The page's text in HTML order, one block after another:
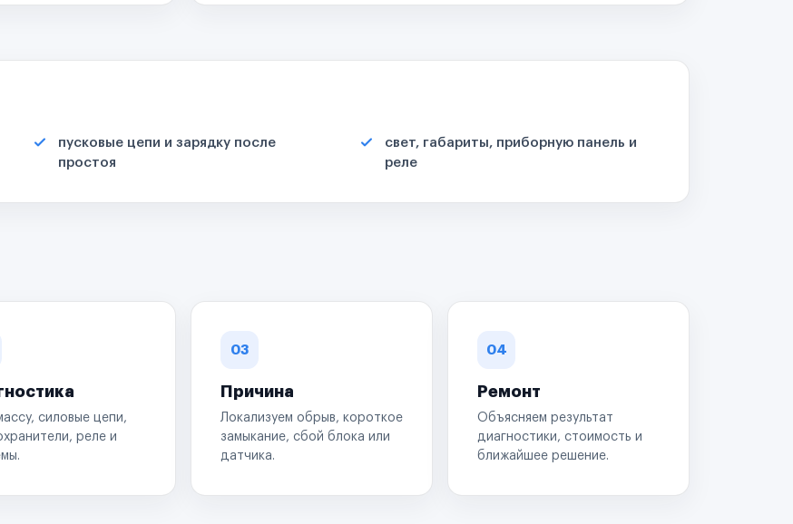
пусковые цепи и зарядку после
простоя
свет, габариты, приборную панель и
реле
силовые цепи,
реле и
03
Причина
Локализуем обрыв, короткое
замыкание, сбой блока или
датчика.
04
Ремонт
Объясняем результат
диагностики, стоимость и
ближайшее решение.